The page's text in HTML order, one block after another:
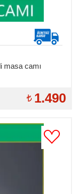
masa camı
1.490